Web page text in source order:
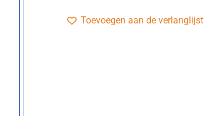
Toevoegen aan de verlanglijst